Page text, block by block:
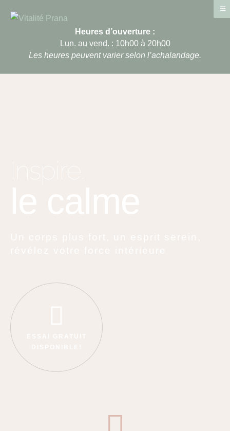
Heures d’ouverture :
Lun. au vend. : 10h00 à 20h00
Les heures peuvent varier selon l’achalandage.